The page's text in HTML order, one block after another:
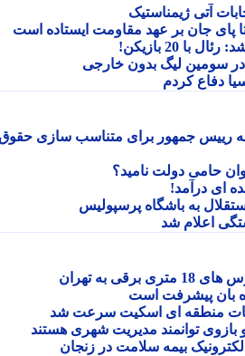
آتی ژیمناستیک
جان بر عهد مقاومت ایستاده است
بازیکن!
سومین لیگ بدون خارجی
دفاع کردم
نماینده به رییس جمهور برای متناسب سازی حقوق
دولت نامید؟
درآمد!
به باشگاه پرسپولیس
اعلام شد
تهران
پیشرفت است
منطقه ای اسکیت سرعت شد
توانمند مدیریت شهری هستند
بیمه سلامت در زنجان